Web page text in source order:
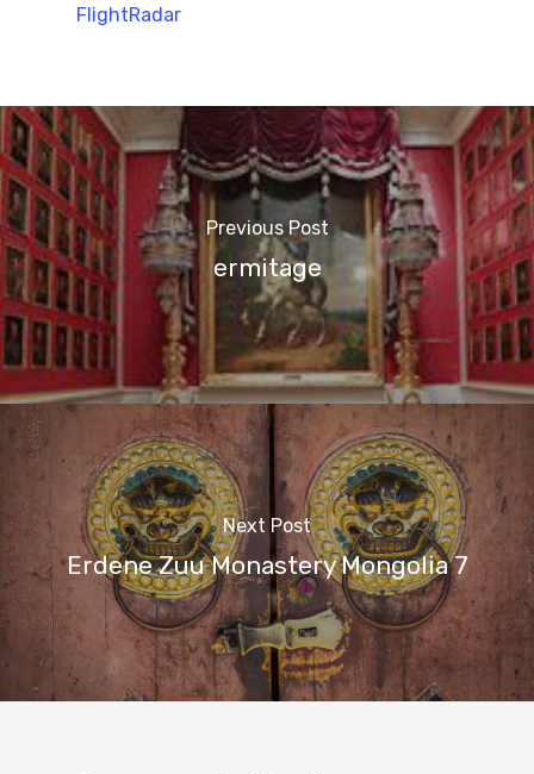
FlightRadar
Previous Post
ermitage
Next Post
Erdene Zuu Monastery Mongolia 7